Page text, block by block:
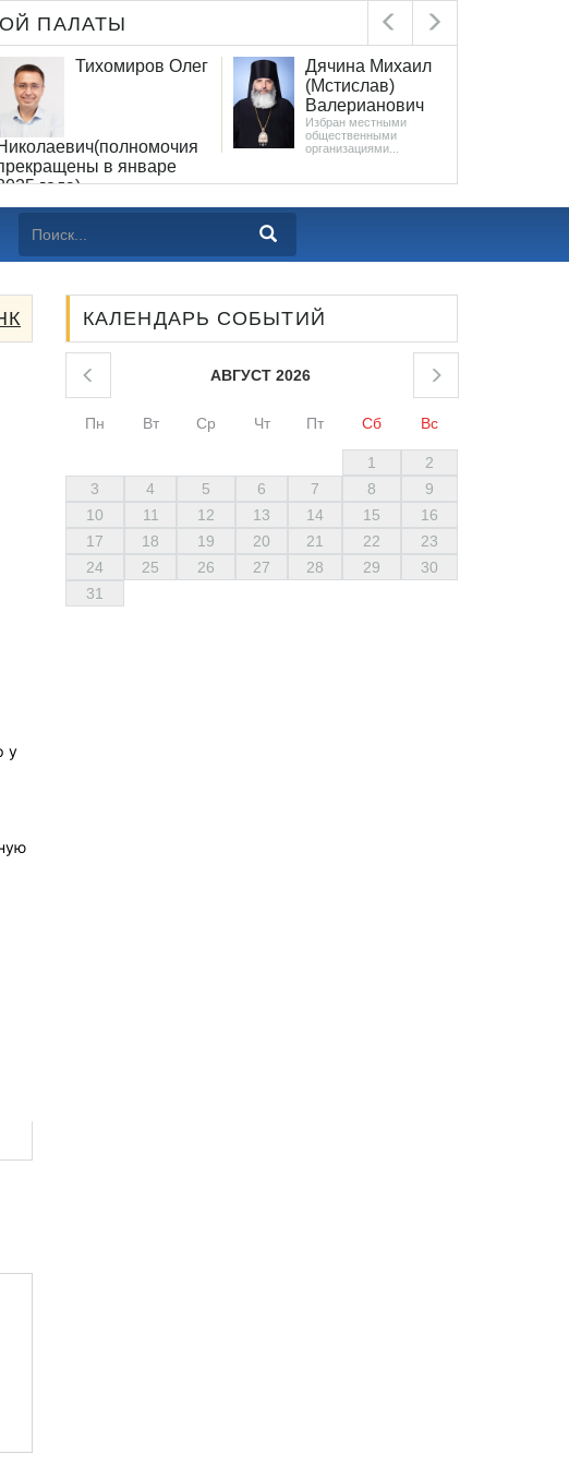
ПАЛАТЫ
Тихомиров Олег
в январе
года)
организациями...
Дячина Михаил
(Мстислав)
Валерианович
Избран местными
общественными
организациями...
у
КАЛЕНДАРЬ СОБЫТИЙ
АВГУСТ 2026
Пн Вт Ср Чт Пт Сб Вс
1
2
3
4 5 6 7 8
9
10
11 12 13 14 15
16
17
18 19 20 21 22
23
24
25 26 27 28 29
30
31